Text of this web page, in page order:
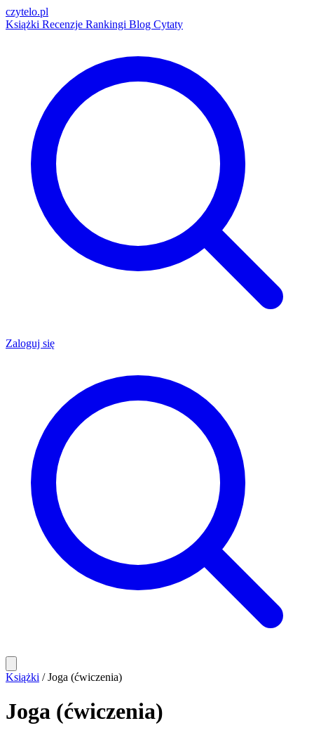
czytelo.pl
Książki Recenzje Rankingi Blog Cytaty
Zaloguj się
Książki / Joga (ćwiczenia)
Joga (ćwiczenia)